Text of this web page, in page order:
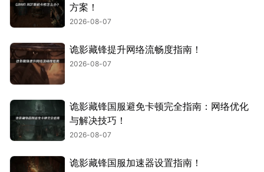
方案！
2026-08-07
诡影藏锋提升网络流畅度指南！
2026-08-07
诡影藏锋国服避免卡顿完全指南：网络优化
与解决技巧！
2026-08-07
诡影藏锋国服加速器设置指南！